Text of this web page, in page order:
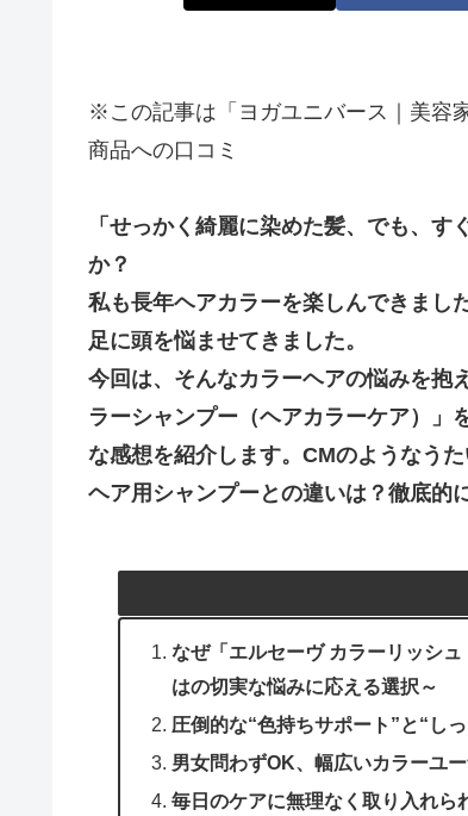
※この記事は「ヨガユニバース｜美容
商品への口コミ
「せっかく綺麗に染めた髪、でも、
か？
私も長年ヘアカラーを楽しんできまし
足に頭を悩ませてきました。
今回は、そんなカラーヘアの悩みを抱
ラーシャンプー（ヘアカラーケア）」
な感想を紹介します。CMのようなう
ヘア用シャンプーとの違いは？徹底的
なぜ「エルセーヴ カラーリッシ
はの切実な悩みに応える選択～
圧倒的な“色持ちサポート”と“し
男女問わずOK、幅広いカラーユ
毎日のケアに無理なく取り入れら